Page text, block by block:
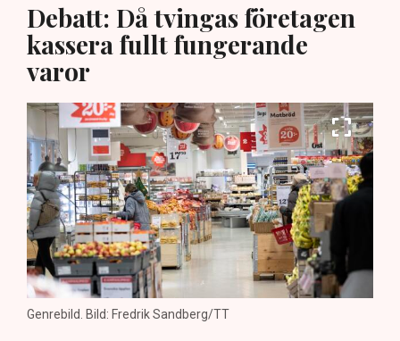
Debatt: Då tvingas företagen
kassera fullt fungerande
varor
Genrebild. Bild: Fredrik Sandberg/TT